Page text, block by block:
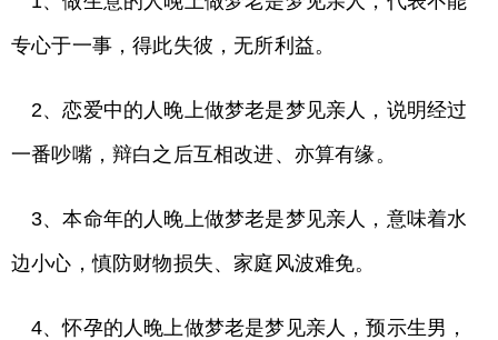
专心于一事，得此失彼，无所利益。
2、恋爱中的人晚上做梦老是梦见亲人，说明经过
一番吵嘴，辩白之后互相改进、亦算有缘。
3、本命年的人晚上做梦老是梦见亲人，意味着水
边小心，慎防财物损失、家庭风波难免。
4、怀孕的人晚上做梦老是梦见亲人，预示生男，